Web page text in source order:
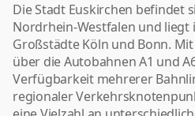
Die Stadt Euskirchen befindet
Nordrhein-Westfalen und liegt
Großstädte Köln und Bonn.
über die Autobahnen A1 und
Verfügbarkeit mehrerer
regionaler